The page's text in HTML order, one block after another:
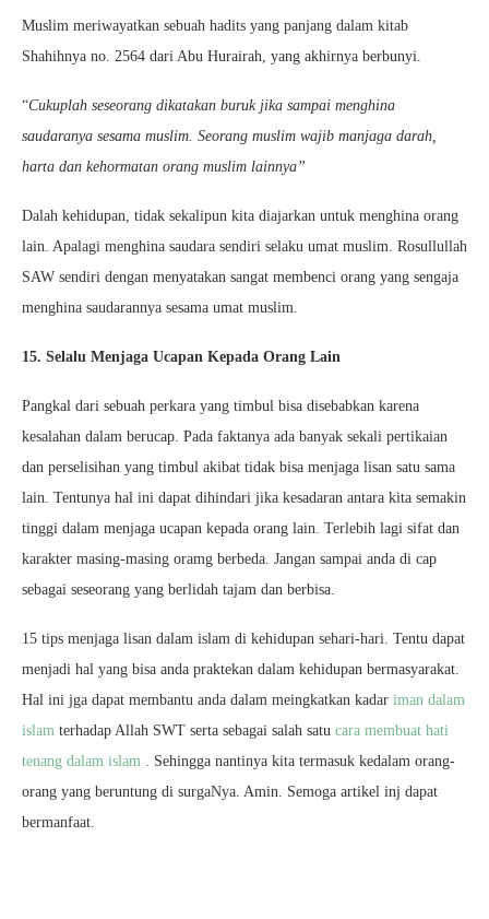
Muslim meriwayatkan sebuah hadits yang panjang dalam kitab
Shahihnya no. 2564 dari Abu Hurairah, yang akhirnya berbunyi.
“Cukuplah seseorang dikatakan buruk jika sampai menghina
saudaranya sesama muslim. Seorang muslim wajib manjaga darah,
harta dan kehormatan orang muslim lainnya”
Dalah kehidupan, tidak sekalipun kita diajarkan untuk menghina orang
lain. Apalagi menghina saudara sendiri selaku umat muslim. Rosullullah
SAW sendiri dengan menyatakan sangat membenci orang yang sengaja
menghina saudarannya sesama umat muslim.
15. Selalu Menjaga Ucapan Kepada Orang Lain
Pangkal dari sebuah perkara yang timbul bisa disebabkan karena
kesalahan dalam berucap. Pada faktanya ada banyak sekali pertikaian
dan perselisihan yang timbul akibat tidak bisa menjaga lisan satu sama
lain. Tentunya hal ini dapat dihindari jika kesadaran antara kita semakin
tinggi dalam menjaga ucapan kepada orang lain. Terlebih lagi sifat dan
karakter masing-masing oramg berbeda. Jangan sampai anda di cap
sebagai seseorang yang berlidah tajam dan berbisa.
15 tips menjaga lisan dalam islam di kehidupan sehari-hari. Tentu dapat
menjadi hal yang bisa anda praktekan dalam kehidupan bermasyarakat.
Hal ini jga dapat membantu anda dalam meingkatkan kadar iman dalam
islam terhadap Allah SWT serta sebagai salah satu cara membuat hati
tenang dalam islam . Sehingga nantinya kita termasuk kedalam orang-
orang yang beruntung di surgaNya. Amin. Semoga artikel inj dapat
bermanfaat.